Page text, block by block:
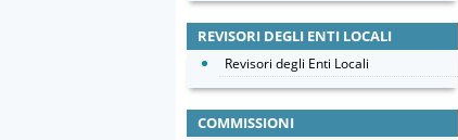
REVISORI DEGLI ENTI LOCALI
Revisori degli Enti Locali
COMMISSIONI